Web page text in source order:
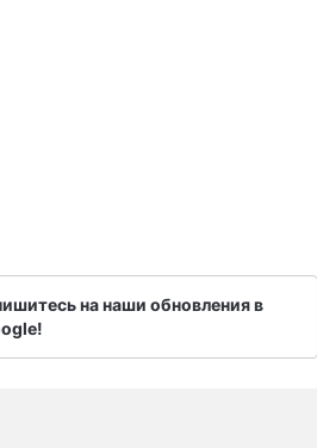
на наши обновления в